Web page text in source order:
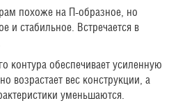
похоже на П-образное, но
и стабильное. Встречается в
контура обеспечивает усиленную
возрастает вес конструкции, а
уменьшаются.